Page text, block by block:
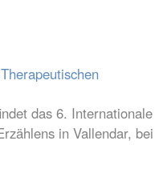
das 6. Internationale
in Vallendar, bei